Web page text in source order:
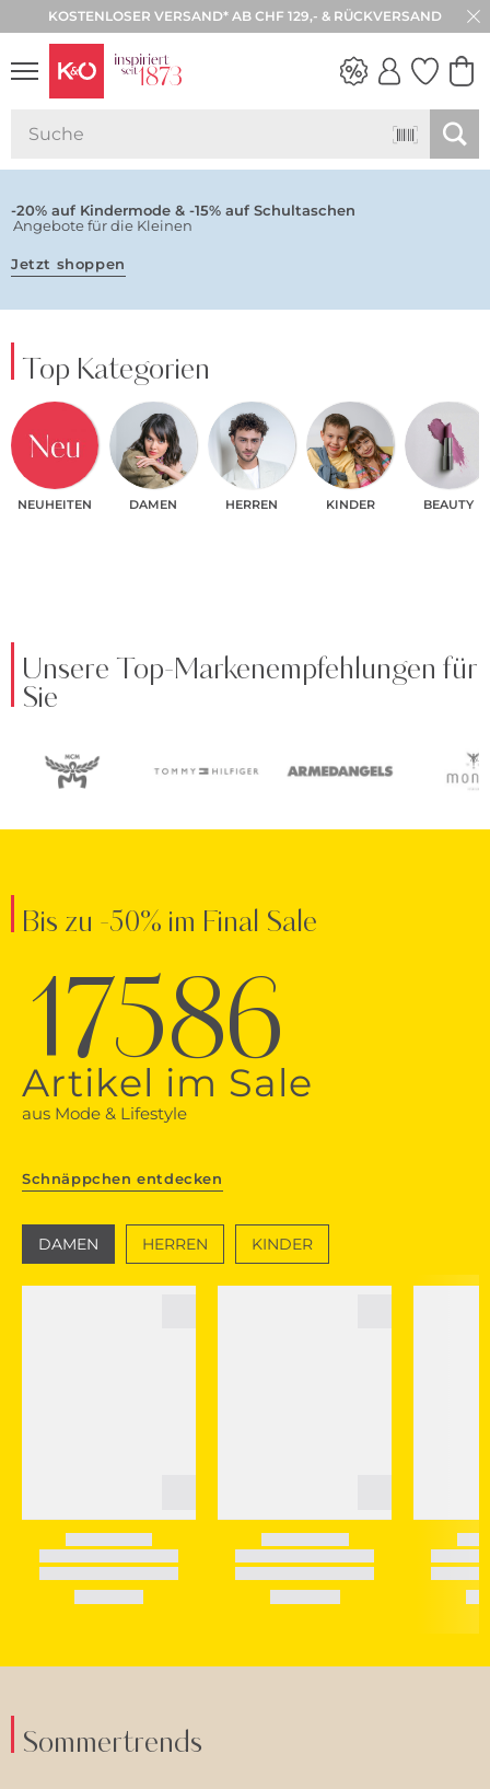
KOSTENLOSER VERSAND* AB CHF 129,- & RÜCKVERSAND
30 TAGE RÜCKGABE
-20% auf Kindermode & -15% auf Schultaschen
Angebote für die Kleinen
Jetzt shoppen
Top Kategorien
NEUHEITEN DAMEN HERREN KINDER BEAUTY
Unsere Top-Markenempfehlungen für
Sie
Bis zu -50% im Final Sale
17586
Artikel im Sale
aus Mode & Lifestyle
Schnäppchen entdecken
DAMEN HERREN KINDER
Sommertrends